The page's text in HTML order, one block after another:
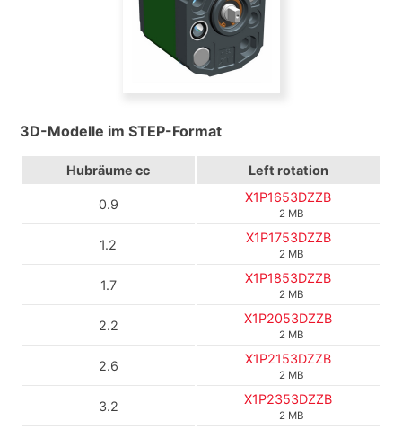
3D-Modelle im STEP-Format
Hubräume cc Left rotation
0.9 X1P1653DZZB
2 MB
1.2 X1P1753DZZB
2 MB
1.7 X1P1853DZZB
2 MB
2.2 X1P2053DZZB
2 MB
2.6 X1P2153DZZB
2 MB
3.2 X1P2353DZZB
2 MB